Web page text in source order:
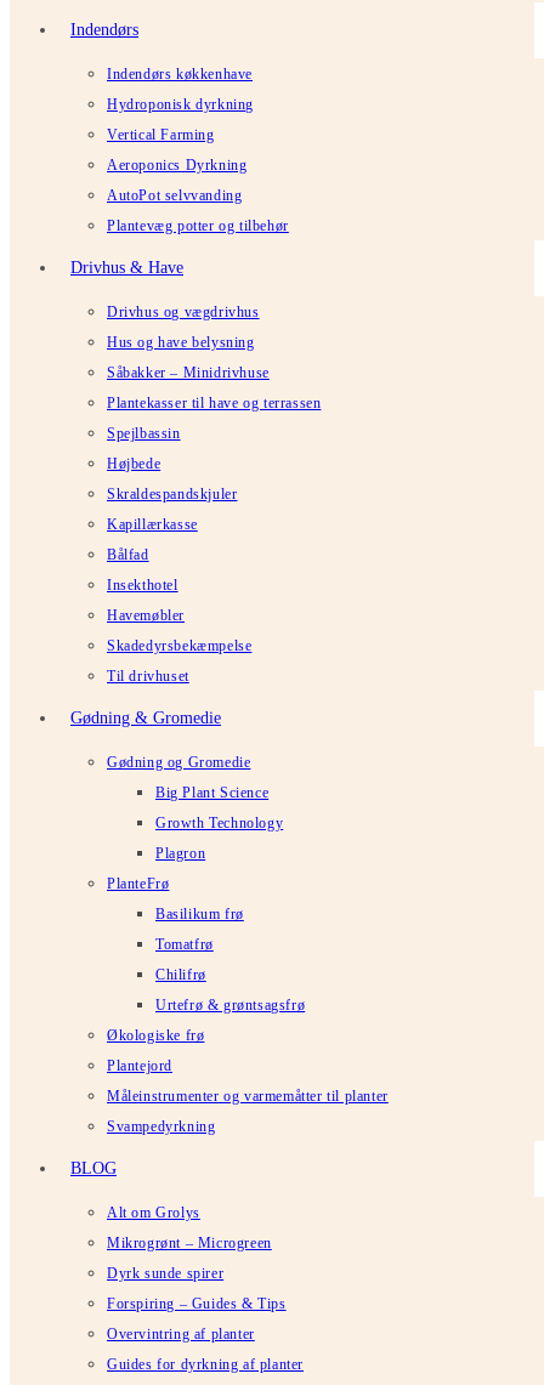
Indendørs
Indendørs køkkenhave
Hydroponisk dyrkning
Vertical Farming
Aeroponics Dyrkning
AutoPot selvvanding
Plantevæg potter og tilbehør
Drivhus & Have
Drivhus og vægdrivhus
Hus og have belysning
Såbakker – Minidrivhuse
Plantekasser til have og terrassen
Spejlbassin
Højbede
Skraldespandskjuler
Kapillærkasse
Bålfad
Insekthotel
Havemøbler
Skadedyrsbekæmpelse
Til drivhuset
Gødning & Gromedie
Gødning og Gromedie
Big Plant Science
Growth Technology
Plagron
PlanteFrø
Basilikum frø
Tomatfrø
Chilifrø
Urtefrø & grøntsagsfrø
Økologiske frø
Plantejord
Måleinstrumenter og varmemåtter til planter
Svampedyrkning
BLOG
Alt om Grolys
Mikrogrønt – Microgreen
Dyrk sunde spirer
Forspiring – Guides & Tips
Overvintring af planter
Guides for dyrkning af planter